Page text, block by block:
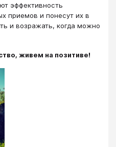
эффективность
приемов и понесут их в
и возражать, когда можно
живем на позитиве!